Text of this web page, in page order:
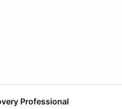
Professional